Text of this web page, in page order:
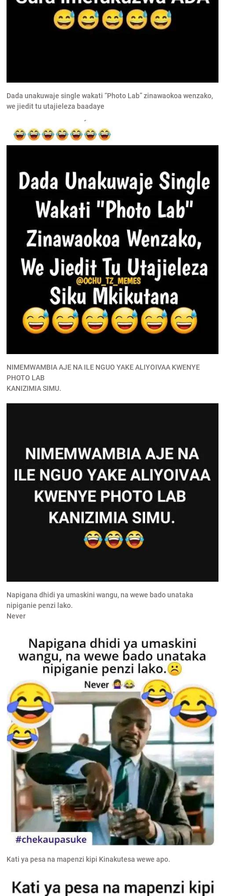
Dada unakuwaje single wakati “Photo Lab” zinawaokoa wenzako,
we jiedit tu utajieleza baadaye
NIMEMWAMBIA AJE NA ILE NGUO YAKE ALIYOIVAA KWENYE
PHOTO LAB
KANIZIMIA SIMU.
Napigana dhidi ya umaskini wangu, na wewe bado unataka
nipiganie penzi lako.
Never
Kati ya pesa na mapenzi kipi Kinakutesa wewe apo.